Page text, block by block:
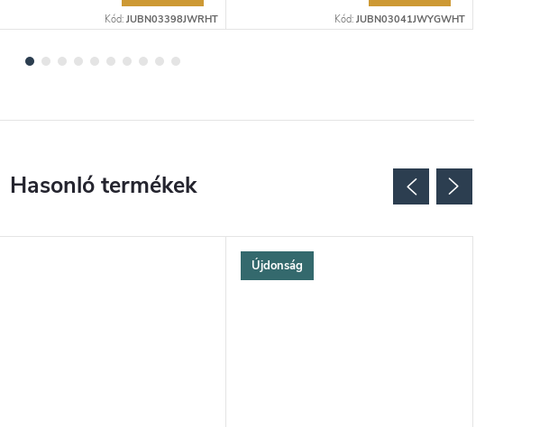
Kód: JUBN03398JWRHT Kód: JUBN03041JWYGWHT
Újdonság